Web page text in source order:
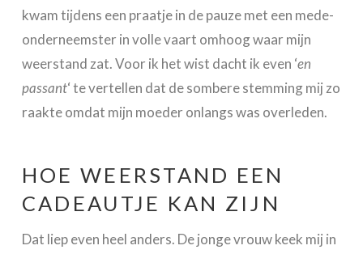
kwam tijdens een praatje in de pauze met een mede-
onderneemster in volle vaart omhoog waar mijn
weerstand zat. Voor ik het wist dacht ik even ‘en
passant‘ te vertellen dat de sombere stemming mij zo
raakte omdat mijn moeder onlangs was overleden.
HOE WEERSTAND EEN
CADEAUTJE KAN ZIJN
Dat liep even heel anders. De jonge vrouw keek mij in